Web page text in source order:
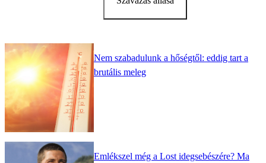
Nem szabadulunk a hőségtől: eddig tart a
brutális meleg
Emlékszel még a Lost idegsebészére? Ma